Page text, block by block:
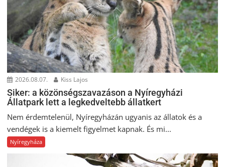
2026.08.07. Kiss Lajos
Siker: a közönségszavazáson a Nyíregyházi
Állatpark lett a legkedveltebb állatkert
Nem érdemtelenül, Nyíregyházán ugyanis az állatok és a
vendégek is a kiemelt figyelmet kapnak. És mi...
Nyíregyháza